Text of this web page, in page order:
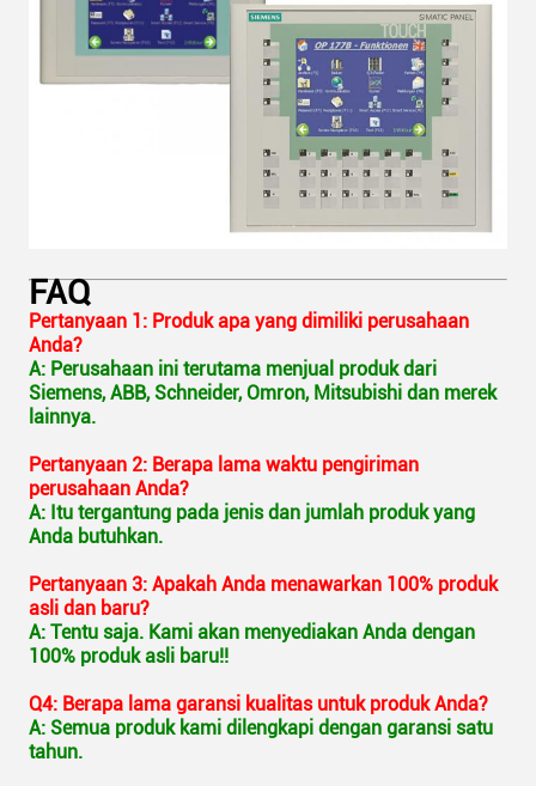
FAQ
Pertanyaan 1: Produk apa yang dimiliki perusahaan
Anda?
A: Perusahaan ini terutama menjual produk dari
Siemens, ABB, Schneider, Omron, Mitsubishi dan merek
lainnya.
Pertanyaan 2: Berapa lama waktu pengiriman
perusahaan Anda?
A: Itu tergantung pada jenis dan jumlah produk yang
Anda butuhkan.
Pertanyaan 3: Apakah Anda menawarkan 100% produk
asli dan baru?
A: Tentu saja. Kami akan menyediakan Anda dengan
100% produk asli baru!!
Q4: Berapa lama garansi kualitas untuk produk Anda?
A: Semua produk kami dilengkapi dengan garansi satu
tahun.